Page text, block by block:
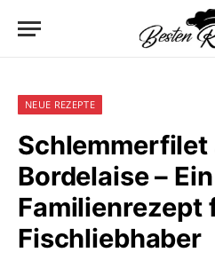
NEUE REZEPTE
Schlemmerfilet
Bordelaise –
Familienrezept
Fischliebhaber